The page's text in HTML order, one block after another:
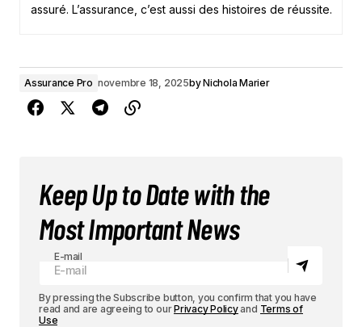
assuré. L’assurance, c’est aussi des histoires de réussite.
Assurance Pro novembre 18, 2025byNichola Marier
Keep Up to Date with the
Most Important News
E-mail
By pressing the Subscribe button, you confirm that you have
read and are agreeing to ourPrivacy Policyand Terms of
Use